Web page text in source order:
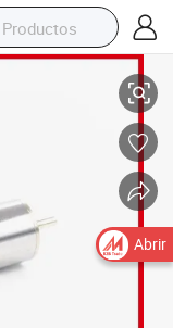
Abrir